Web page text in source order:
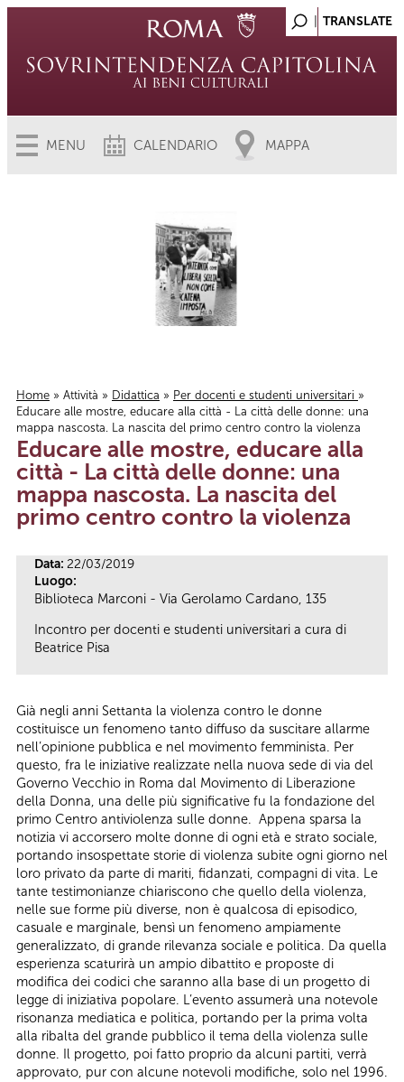
MENU CALENDARIO MAPPA
Tu sei qui
Home » Attività » Didattica » Per docenti e studenti universitari »
Educare alle mostre, educare alla città - La città delle donne: una
mappa nascosta. La nascita del primo centro contro la violenza
Educare alle mostre, educare alla
città - La città delle donne: una
mappa nascosta. La nascita del
primo centro contro la violenza
Data: 22/03/2019
Luogo:
Biblioteca Marconi - Via Gerolamo Cardano, 135
Incontro per docenti e studenti universitari a cura di
Beatrice Pisa
Già negli anni Settanta la violenza contro le donne
costituisce un fenomeno tanto diffuso da suscitare allarme
nell’opinione pubblica e nel movimento femminista. Per
questo, fra le iniziative realizzate nella nuova sede di via del
Governo Vecchio in Roma dal Movimento di Liberazione
della Donna, una delle più significative fu la fondazione del
primo Centro antiviolenza sulle donne. Appena sparsa la
notizia vi accorsero molte donne di ogni età e strato sociale,
portando insospettate storie di violenza subite ogni giorno nel
loro privato da parte di mariti, fidanzati, compagni di vita. Le
tante testimonianze chiariscono che quello della violenza,
nelle sue forme più diverse, non è qualcosa di episodico,
casuale e marginale, bensì un fenomeno ampiamente
generalizzato, di grande rilevanza sociale e politica. Da quella
esperienza scaturirà un ampio dibattito e proposte di
modifica dei codici che saranno alla base di un progetto di
legge di iniziativa popolare. L’evento assumerà una notevole
risonanza mediatica e politica, portando per la prima volta
alla ribalta del grande pubblico il tema della violenza sulle
donne. Il progetto, poi fatto proprio da alcuni partiti, verrà
approvato, pur con alcune notevoli modifiche, solo nel 1996.